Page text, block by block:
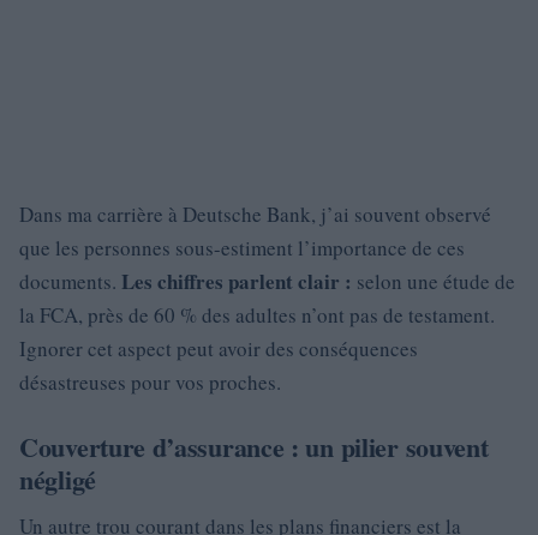
Dans ma carrière à Deutsche Bank, j’ai souvent observé
que les personnes sous-estiment l’importance de ces
documents. Les chiffres parlent clair : selon une étude de
la FCA, près de 60 % des adultes n’ont pas de testament.
Ignorer cet aspect peut avoir des conséquences
désastreuses pour vos proches.
Couverture d’assurance : un pilier souvent
négligé
Un autre trou courant dans les plans financiers est la